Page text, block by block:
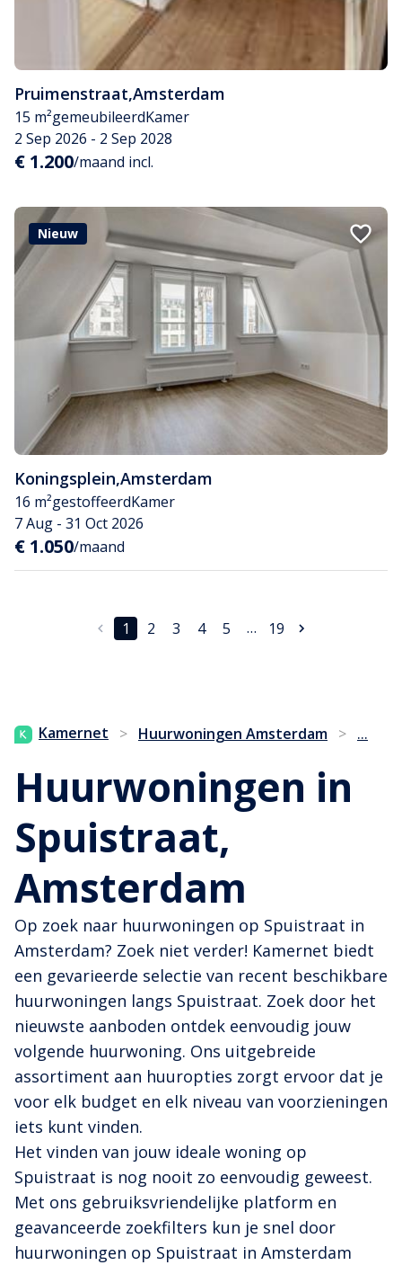
Pruimenstraat,Amsterdam
15 m²gemeubileerdKamer
2 Sep 2026 - 2 Sep 2028
€ 1.200/maand incl.
Nieuw
Koningsplein,Amsterdam
16 m²gestoffeerdKamer
7 Aug - 31 Oct 2026
€ 1.050/maand
1 2 3 4 5 … 19
Kamernet > Huurwoningen Amsterdam > ...
Huurwoningen in
Spuistraat,
Amsterdam
Op zoek naar huurwoningen op Spuistraat in
Amsterdam? Zoek niet verder! Kamernet biedt
een gevarieerde selectie van recent beschikbare
huurwoningen langs Spuistraat. Zoek door het
nieuwste aanboden ontdek eenvoudig jouw
volgende huurwoning. Ons uitgebreide
assortiment aan huuropties zorgt ervoor dat je
voor elk budget en elk niveau van voorzieningen
iets kunt vinden.
Het vinden van jouw ideale woning op
Spuistraat is nog nooit zo eenvoudig geweest.
Met ons gebruiksvriendelijke platform en
geavanceerde zoekfilters kun je snel door
huurwoningen op Spuistraat in Amsterdam